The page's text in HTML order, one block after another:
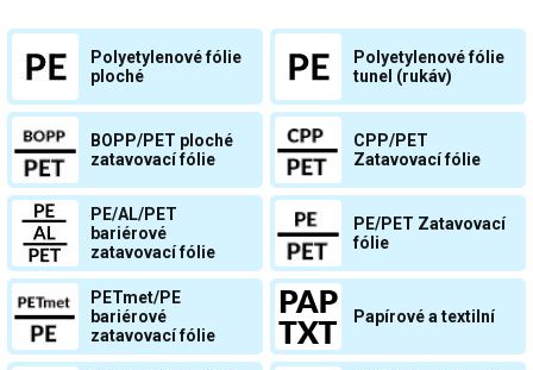
Polyetylenové fólie
ploché
Polyetylenové fólie
tunel (rukáv)
BOPP/PET ploché
zatavovací fólie
CPP/PET
Zatavovací fólie
PE/AL/PET
bariérové
zatavovací fólie
PE/PET Zatavovací
fólie
PETmet/PE
bariérové
zatavovací fólie
Papírové a textilní